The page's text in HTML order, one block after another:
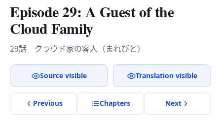
Episode 29: A Guest of the
Cloud Family
29話 クラウド家の客人（まれびと）
Source visible Translation visible
Previous Chapters Next